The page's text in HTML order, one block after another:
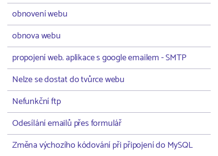
obnovení webu
obnova webu
propojení web. aplikace s google emailem - SMTP
Nelze se dostat do tvůrce webu
Nefunkční ftp
Odesílání emailů přes formulář
Změna výchozího kódování při připojení do MySQL